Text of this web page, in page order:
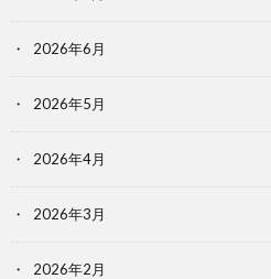
2026年6月
2026年5月
2026年4月
2026年3月
2026年2月